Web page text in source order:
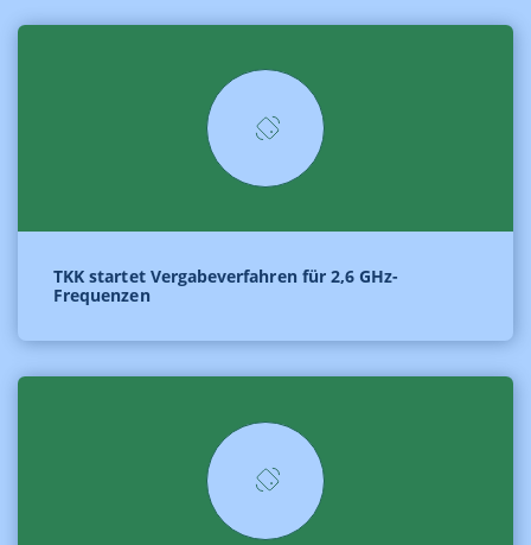
TKK startet Vergabeverfahren für 2,6 GHz-
Frequenzen